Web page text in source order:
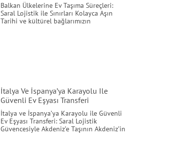
Balkan Ülkelerine Ev Taşıma Süreçleri:
Saral Lojistik ile Sınırları Kolayca Aşın
Tarihi ve kültürel bağlarımızın
İtalya Ve İspanya’ya Karayolu Ile
Güvenli Ev Eşyası Transferi
İtalya ve İspanya’ya Karayolu ile Güvenli
Ev Eşyası Transferi: Saral Lojistik
Güvencesiyle Akdeniz’e Taşının Akdeniz’in